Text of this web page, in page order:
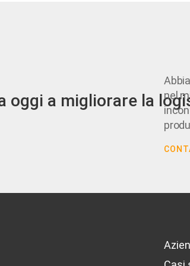
oggi a migliorare la
nel